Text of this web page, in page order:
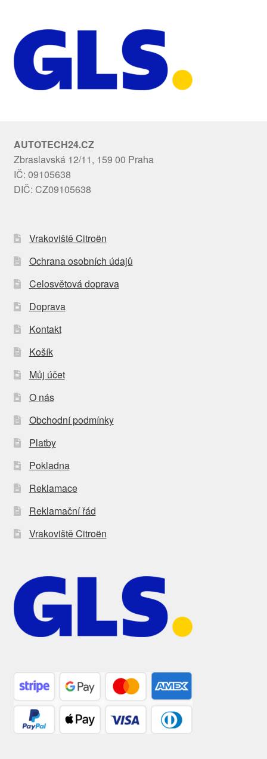
AUTOTECH24.CZ
Zbraslavská 12/11, 159 00 Praha
IČ: 09105638
DIČ: CZ09105638
Vrakoviště Citroën
Ochrana osobních údajů
Celosvětová doprava
Doprava
Kontakt
Košík
Můj účet
O nás
Obchodní podmínky
Platby
Pokladna
Reklamace
Reklamační řád
Vrakoviště Citroën